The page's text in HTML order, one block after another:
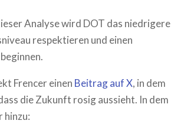
Analyse wird DOT das niedrigere
respektieren und einen
Frencer einen Beitrag auf X, in dem
die Zukunft rosig aussieht. In dem
hinzu: